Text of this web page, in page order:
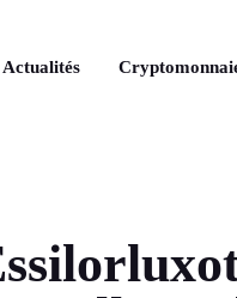
Actualités